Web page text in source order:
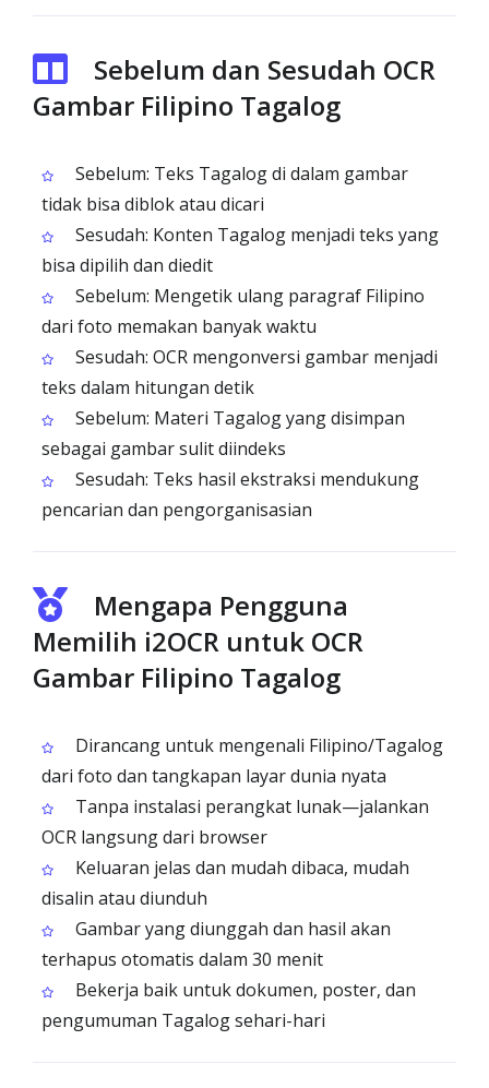
Sebelum dan Sesudah OCR
Gambar Filipino Tagalog
Sebelum: Teks Tagalog di dalam gambar
tidak bisa diblok atau dicari
Sesudah: Konten Tagalog menjadi teks yang
bisa dipilih dan diedit
Sebelum: Mengetik ulang paragraf Filipino
dari foto memakan banyak waktu
Sesudah: OCR mengonversi gambar menjadi
teks dalam hitungan detik
Sebelum: Materi Tagalog yang disimpan
sebagai gambar sulit diindeks
Sesudah: Teks hasil ekstraksi mendukung
pencarian dan pengorganisasian
Mengapa Pengguna
Memilih i2OCR untuk OCR
Gambar Filipino Tagalog
Dirancang untuk mengenali Filipino/Tagalog
dari foto dan tangkapan layar dunia nyata
Tanpa instalasi perangkat lunak—jalankan
OCR langsung dari browser
Keluaran jelas dan mudah dibaca, mudah
disalin atau diunduh
Gambar yang diunggah dan hasil akan
terhapus otomatis dalam 30 menit
Bekerja baik untuk dokumen, poster, dan
pengumuman Tagalog sehari-hari